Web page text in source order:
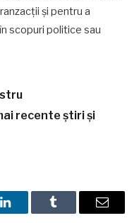
și pentru a
scopuri politice sau
recente știri și
LinkedInTumblr Email